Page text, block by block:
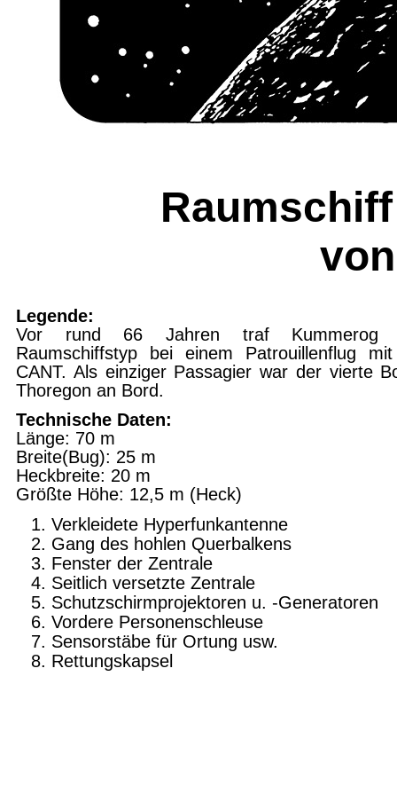
Legende:
Vor rund 66 Jahren traf Kummerog
Raumschiffstyp bei einem Patrouillenflug
CANT. Als einziger Passagier war der vierte
Thoregon an Bord.
Technische Daten:
Länge: 70 m
Breite(Bug): 25 m
Heckbreite: 20 m
Größte Höhe: 12,5 m (Heck)
Verkleidete Hyperfunkantenne
Gang des hohlen Querbalkens
Fenster der Zentrale
Seitlich versetzte Zentrale
Schutzschirmprojektoren u. -Generatoren
Vordere Personenschleuse
Sensorstäbe für Ortung usw.
Rettungskapsel